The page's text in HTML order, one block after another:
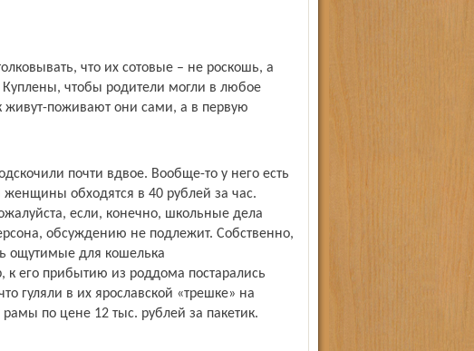
что их сотовые – не роскошь, а
чтобы родители могли в любое
живут-поживают они сами, а в первую
почти вдвое. Вообще-то у него есть
обходятся в 40 рублей за час.
если, конечно, школьные дела
обсуждению не подлежит. Собственно,
ощутимые для кошелька
его прибытию из роддома постарались
гуляли в их ярославской «трешке» на
по цене 12 тыс. рублей за пакетик.